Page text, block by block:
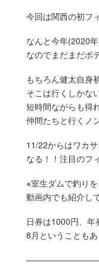
今回は関西の初フ
なんと今年(2020
なのでまだまだポ
もちろん健太自身
そこは行くしかな
短時間ながらも得
仲間たちと行くノ
11/22からはワカ
なる！！注目のフ
※室生ダムで釣り
動画内でも紹介し
日券は1000円、
8月ということも